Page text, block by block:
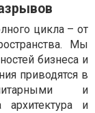
цикла – от
Мы
бизнеса и
приводятся в
и
архитектура и